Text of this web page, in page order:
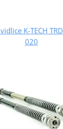
K-TECH
020